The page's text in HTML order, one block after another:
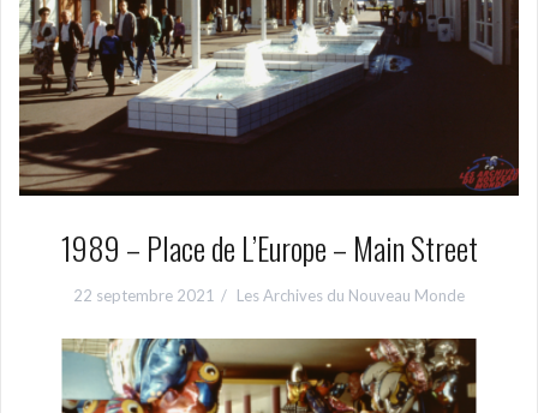
1989 – Place de L’Europe – Main Street
22 septembre 2021 Les Archives du Nouveau Monde